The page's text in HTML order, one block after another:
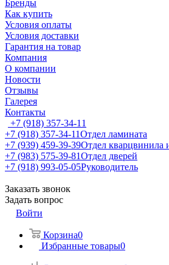
Бренды
Как купить
Условия оплаты
Условия доставки
Гарантия на товар
Компания
О компании
Новости
Отзывы
Галерея
Контакты
+7 (918) 357-34-11
+7 (918) 357-34-11Отдел ламината
+7 (939) 459-39-39Отдел кварцвинила
+7 (983) 575-39-81Отдел дверей
+7 (918) 993-05-05Руководитель
Заказать звонок
Задать вопрос
Войти
Корзина0
Избранные товары0